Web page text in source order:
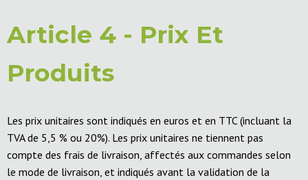
Article 4 - Prix Et
Produits
Les prix unitaires sont indiqués en euros et en TTC (incluant la
TVA de 5,5 % ou 20%). Les prix unitaires ne tiennent pas
compte des frais de livraison, affectés aux commandes selon
le mode de livraison, et indiqués avant la validation de la